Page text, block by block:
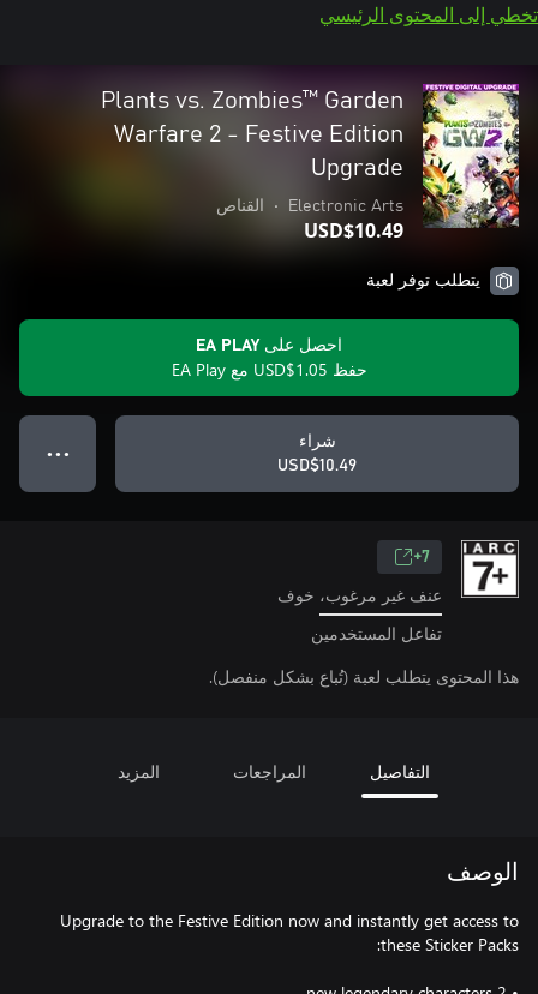
تخطي إلى المحتوى الرئيسي
Plants vs. Zombies™ Garden
Warfare 2 - Festive Edition
Upgrade
Electronic Arts
• القناص
USD$10.49
يتطلب توفر لعبة
احصل على EA PLAY
حفظ USD$1.05 مع EA Play
شراء
USD$10.49
● ● ●
7+
عنف غير مرغوب، خوف
تفاعل المستخدمين
هذا المحتوى يتطلب لعبة (تُباع بشكل منفصل).
التفاصيل المراجعات المزيد
الوصف
Upgrade to the Festive Edition now and instantly get access to